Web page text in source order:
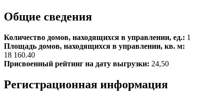
Общие сведения
Количество домов, находящихся в управлении, ед.: 1
Площадь домов, находящихся в управлении, кв. м:
18 160.40
Присвоенный рейтинг на дату выгрузки: 24,50
Регистрационная информация